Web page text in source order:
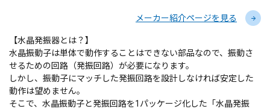
メーカー紹介ページを見る
【水晶発振器とは？】
水晶振動子は単体で動作することはできない部品なので、振動さ
せるための回路（発振回路）が必要になります。
しかし、振動子にマッチした発振回路を設計しなければ安定した
動作は望めません。
そこで、水晶振動子と発振回路を1パッケージ化した「水晶発振